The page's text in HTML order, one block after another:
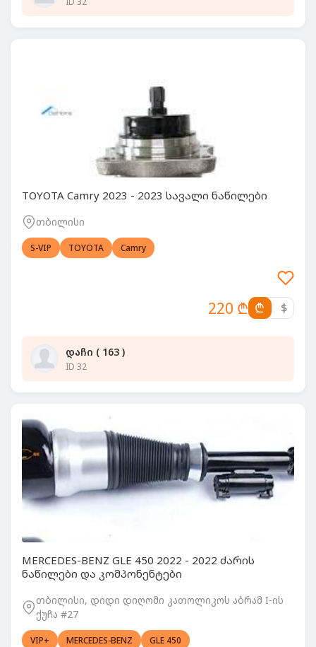
TOYOTA Camry 2023 - 2023 სავალი ნაწილები
თბილისი
S-VIP TOYOTA Camry
220 ₾ ₾ $
დაჩი ( 163 )
ID 32
MERCEDES-BENZ GLE 450 2022 - 2022 ძარის
ნაწილები და კომპონენტები
თბილისი, დიდი დიღომი კათოლიკოს აბრამ I-ის
ქუჩა #27
VIP+ MERCEDES-BENZ GLE 450